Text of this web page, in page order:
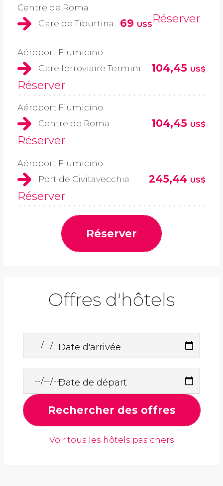
Centre de Roma
Gare de Tiburtina
69 US$Réserver
Aéroport Fiumicino
Gare ferroviaire Termini
104,45 US$
Réserver
Aéroport Fiumicino
Centre de Roma
104,45 US$
Réserver
Aéroport Fiumicino
Port de Civitavecchia
245,44 US$
Réserver
Réserver
Offres d'hôtels
Date d'arrivée
Date de départ
Rechercher des offres
Voir tous les hôtels pas chers